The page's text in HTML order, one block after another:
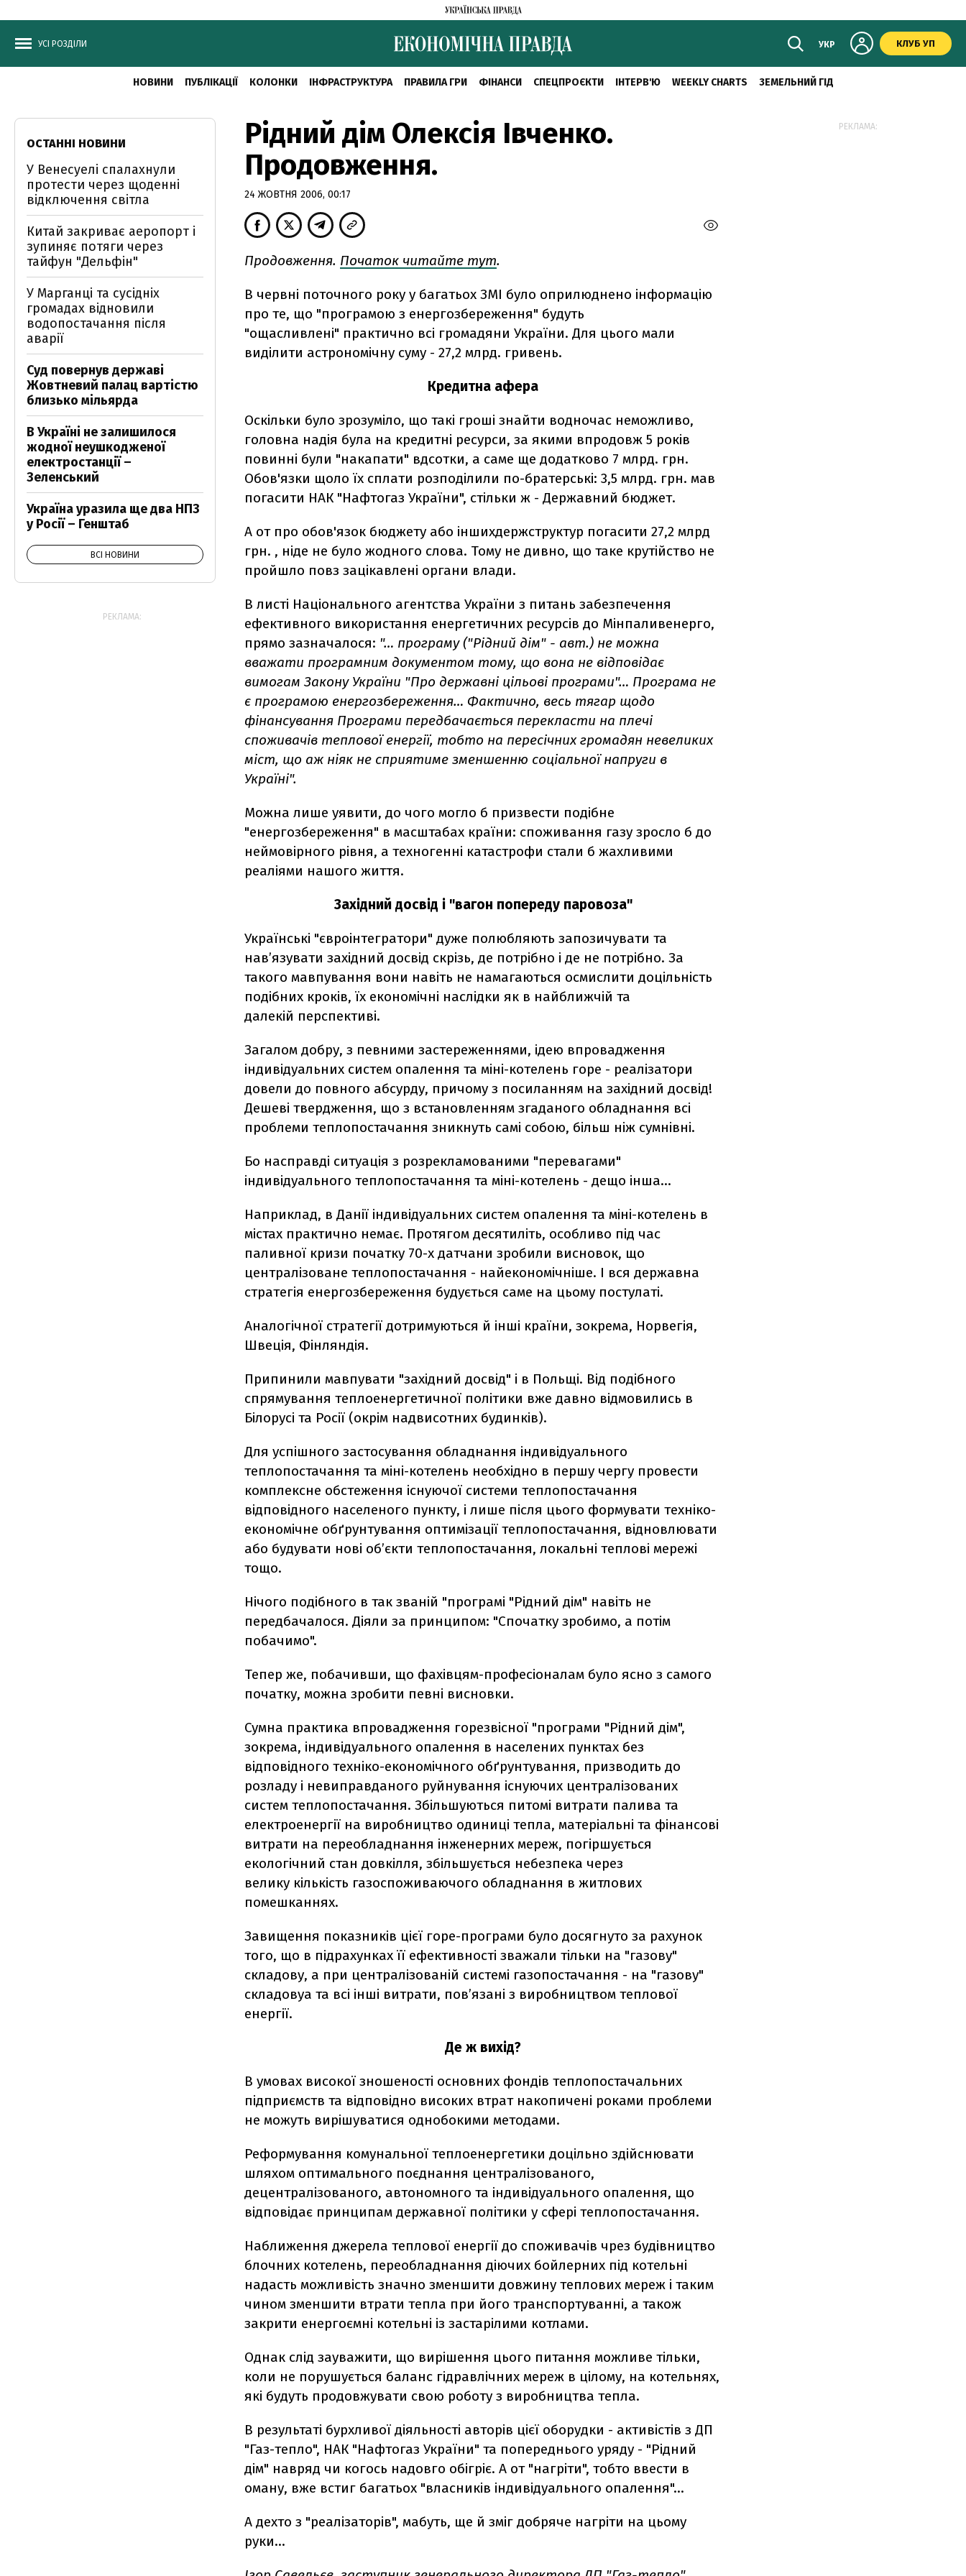
УСІ РОЗДІЛИ УКР КЛУБ УП
НОВИНИ ПУБЛІКАЦІЇ КОЛОНКИ ІНФРАСТРУКТУРА ПРАВИЛА ГРИ ФІНАНСИ СПЕЦПРОЄКТИ ІНТЕРВ'Ю WEEKLY CHARTS ЗЕМЕЛЬНИЙ ГІД
Рідний дім Олексія Івченко.
Продовження.
24 ЖОВТНЯ 2006, 00:17
Продовження. Початок читайте тут.
В червні поточного року у багатьох ЗМІ було оприлюднено інформацію
про те, що "програмою з енергозбереження" будуть
"ощасливлені" практично всі громадяни України. Для цього мали
виділити астрономічну суму - 27,2 млрд. гривень.
Кредитна афера
Оскільки було зрозуміло, що такі гроші знайти водночас неможливо,
головна надія була на кредитні ресурси, за якими впродовж 5 років
повинні були "накапати" вдсотки, а саме ще додатково 7 млрд. грн.
Обов'язки щоло їх сплати розподілили по-братерські: 3,5 млрд. грн. мав
погасити НАК "Нафтогаз України", стільки ж - Державний бюджет.
А от про обов'язок бюджету або іншихдержструктур погасити 27,2 млрд
грн. , ніде не було жодного слова. Тому не дивно, що таке крутійство не
пройшло повз зацікавлені органи влади.
В листі Національного агентства України з питань забезпечення
ефективного використання енергетичних ресурсів до Мінпаливенерго,
прямо зазначалося: "… програму ("Рідний дім" - авт.) не можна
вважати програмним документом тому, що вона не відповідає
вимогам Закону України "Про державні цільові програми"… Програма не
є програмою енергозбереження… Фактично, весь тягар щодо
фінансування Програми передбачається перекласти на плечі
споживачів теплової енергії, тобто на пересічних громадян невеликих
міст, що аж ніяк не сприятиме зменшенню соціальної напруги в
Україні".
Можна лише уявити, до чого могло б призвести подібне
"енергозбереження" в масштабах країни: споживання газу зросло б до
неймовірного рівня, а техногенні катастрофи стали б жахливими
реаліями нашого життя.
Західний досвід і "вагон попереду паровоза"
Українські "євроінтегратори" дуже полюбляють запозичувати та
нав’язувати західний досвід скрізь, де потрібно і де не потрібно. За
такого мавпування вони навіть не намагаються осмислити доцільність
подібних кроків, їх економічні наслідки як в найближчій та
далекій перспективі.
Загалом добру, з певними застереженнями, ідею впровадження
індивідуальних систем опалення та міні-котелень горе - реалізатори
довели до повного абсурду, причому з посиланням на західний досвід!
Дешеві твердження, що з встановленням згаданого обладнання всі
проблеми теплопостачання зникнуть самі собою, більш ніж сумнівні.
Бо насправді ситуація з розрекламованими "перевагами"
індивідуального теплопостачання та міні-котелень - дещо інша…
Наприклад, в Данії індивідуальних систем опалення та міні-котелень в
містах практично немає. Протягом десятиліть, особливо під час
паливної кризи початку 70-х датчани зробили висновок, що
централізоване теплопостачання - найекономічніше. І вся державна
стратегія енергозбереження будується саме на цьому постулаті.
Аналогічної стратегії дотримуються й інші країни, зокрема, Норвегія,
Швеція, Фінляндія.
Припинили мавпувати "західний досвід" і в Польщі. Від подібного
спрямування теплоенергетичної політики вже давно відмовились в
Білорусі та Росії (окрім надвисотних будинків).
Для успішного застосування обладнання індивідуального
теплопостачання та міні-котелень необхідно в першу чергу провести
комплексне обстеження існуючої системи теплопостачання
відповідного населеного пункту, і лише після цього формувати техніко-
економічне обґрунтування оптимізації теплопостачання, відновлювати
або будувати нові об’єкти теплопостачання, локальні теплові мережі
тощо.
Нічого подібного в так званій "програмі "Рідний дім" навіть не
передбачалося. Діяли за принципом: "Спочатку зробимо, а потім
побачимо".
Тепер же, побачивши, що фахівцям-професіоналам було ясно з самого
початку, можна зробити певні висновки.
Сумна практика впровадження горезвісної "програми "Рідний дім",
зокрема, індивідуального опалення в населених пунктах без
відповідного техніко-економічного обґрунтування, призводить до
розладу і невиправданого руйнування існуючих централізованих
систем теплопостачання. Збільшуються питомі витрати палива та
електроенергії на виробництво одиниці тепла, матеріальні та фінансові
витрати на переобладнання інженерних мереж, погіршується
екологічний стан довкілля, збільшується небезпека через
велику кількість газоспоживаючого обладнання в житлових
помешканнях.
Завищення показників цієї горе-програми було досягнуто за рахунок
того, що в підрахунках її ефективності зважали тільки на "газову"
складову, а при централізованій системі газопостачання - на "газову"
складовуа та всі інші витрати, пов’язані з виробництвом теплової
енергії.
Де ж вихід?
В умовах високої зношеності основних фондів теплопостачальних
підприємств та відповідно високих втрат накопичені роками проблеми
не можуть вирішуватися однобокими методами.
Реформування комунальної теплоенергетики доцільно здійснювати
шляхом оптимального поєднання централізованого,
децентралізованого, автономного та індивідуального опалення, що
відповідає принципам державної політики у сфері теплопостачання.
Наближення джерела теплової енергії до споживачів чрез будівництво
блочних котелень, переобладнання діючих бойлерних під котельні
надасть можливість значно зменшити довжину теплових мереж і таким
чином зменшити втрати тепла при його транспортуванні, а також
закрити енергоємні котельні із застарілими котлами.
Однак слід зауважити, що вирішення цього питання можливе тільки,
коли не порушується баланс гідравлічних мереж в цілому, на котельнях,
які будуть продовжувати свою роботу з виробництва тепла.
В результаті бурхливої діяльності авторів цієї оборудки - активістів з ДП
"Газ-тепло", НАК "Нафтогаз України" та попереднього уряду - "Рідний
дім" навряд чи когось надовго обігріє. А от "нагріти", тобто ввести в
оману, вже встиг багатьох "власників індивідуального опалення"…
А дехто з "реалізаторів", мабуть, ще й зміг добряче нагріти на цьому
руки…
ОСТАННІ НОВИНИ
У Венесуелі спалахнули
протести через щоденні
відключення світла
Китай закриває аеропорт і
зупиняє потяги через
тайфун "Дельфін"
У Марганці та сусідніх
громадах відновили
водопостачання після
аварії
Суд повернув державі
Жовтневий палац вартістю
близько мільярда
В Україні не залишилося
жодної неушкодженої
електростанції –
Зеленський
Україна уразила ще два НПЗ
у Росії – Генштаб
ВСІ НОВИНИ
РЕКЛАМА:
РЕКЛАМА: